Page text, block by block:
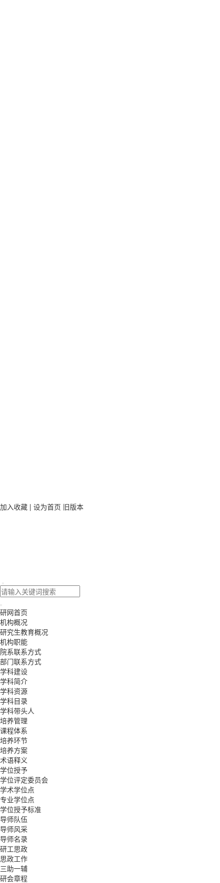
加入收藏 | 设为首页 旧版本
研网首页
机构概况
研究生教育概况
机构职能
院系联系方式
部门联系方式
学科建设
学科简介
学科资源
学科目录
学科带头人
培养管理
课程体系
培养环节
培养方案
术语释义
学位授予
学位评定委员会
学术学位点
专业学位点
学位授予标准
导师队伍
导师风采
导师名录
研工思政
思政工作
三助一辅
研会章程